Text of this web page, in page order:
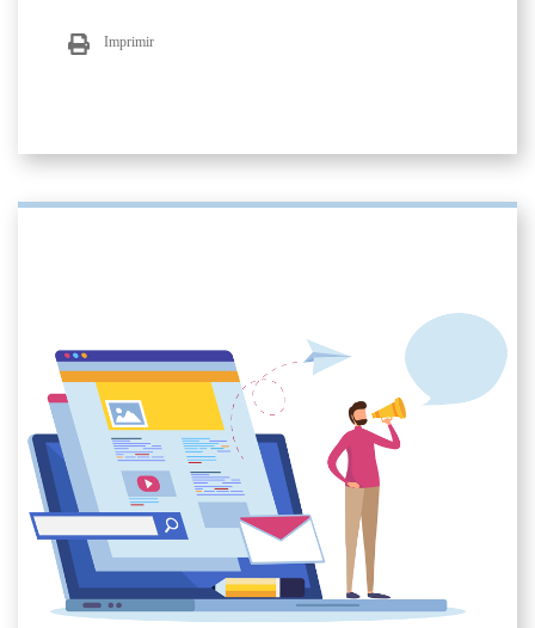
Imprimir